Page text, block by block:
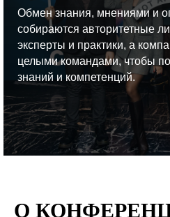
Обмен знания, мнениями и
собираются авторитетные
эксперты и практики, а
целыми командами, чтобы
знаний и компетенций.
О
КУПИТЬ ЗАПИСИ